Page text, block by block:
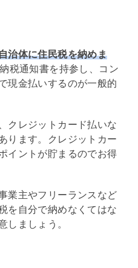
治体に住民税を納めま
税通知書を持参し、コン
現金払いするのが一般的
クレジットカード払いな
ります。クレジットカー
イントが貯まるのでお得
業主やフリーランスなど
を自分で納めなくてはな
しましょう。